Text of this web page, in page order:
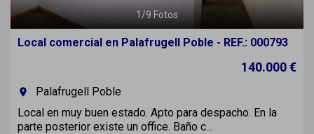
1 /9 Fotos
Local comercial en Palafrugell Poble - REF.: 000793
140.000 €
room
Palafrugell Poble
Local en muy buen estado. Apto para despacho. En la
parte posterior existe un office. Baño c...